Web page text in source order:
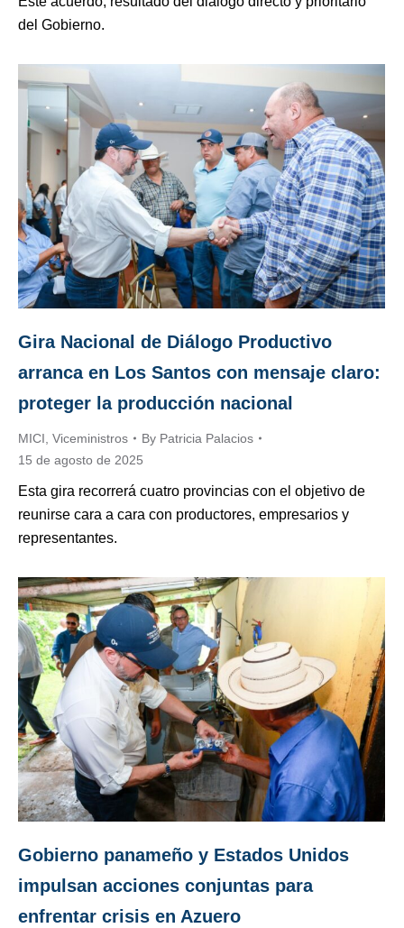
del Gobierno.
Gira Nacional de Diálogo Productivo
arranca en Los Santos con mensaje claro:
proteger la producción nacional
MICI Viceministros By Patricia Palacios
15 de agosto de 2025
Esta gira recorrerá cuatro provincias con el objetivo de
reunirse cara a cara con productores, empresarios y
representantes.
Gobierno panameño y Estados Unidos
impulsan acciones conjuntas para
enfrentar crisis en Azuero